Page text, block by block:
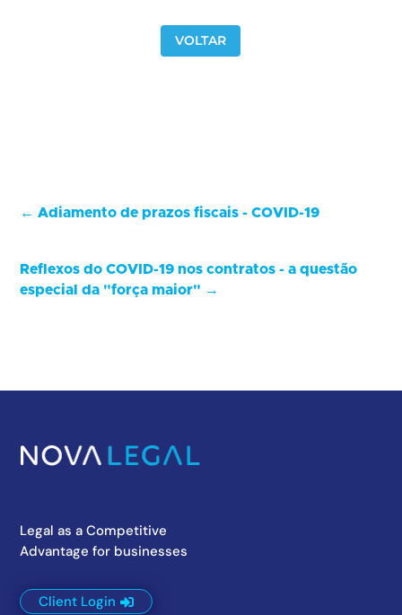
VOLTAR
←Adiamento de prazos fiscais - COVID-19
Reflexos do COVID-19 nos contratos - a questão
especial da "força maior" →
Legal as a Competitive
Advantage for businesses
Client Login